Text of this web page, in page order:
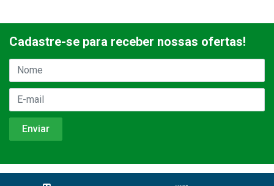
Cadastre-se para receber nossas ofertas!